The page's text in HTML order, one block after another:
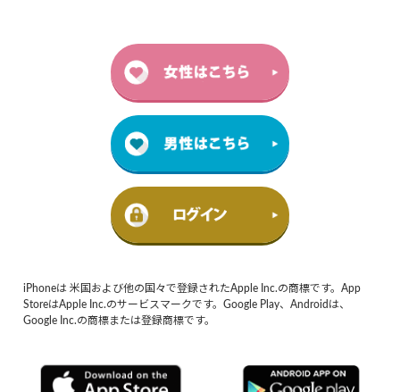
iPhoneは 米国および他の国々で登録されたApple Inc.の商標です。App
StoreはApple Inc.のサービスマークです。Google Play、Androidは、
Google Inc.の商標または登録商標です。